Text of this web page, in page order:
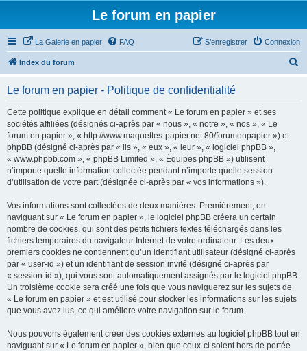
Le forum en papier
La Galerie en papier FAQ Connexion
S’enregistrer
Index du forum
Le forum en papier - Politique de confidentialité
Cette politique explique en détail comment « Le forum en papier » et ses
sociétés affiliées (désignés ci-après par « nous », « notre », « nos », « Le
forum en papier », « http://www.maquettes-papier.net:80/forumenpapier ») et
phpBB (désigné ci-après par « ils », « eux », « leur », « logiciel phpBB »,
« www.phpbb.com », « phpBB Limited », « Équipes phpBB ») utilisent
n’importe quelle information collectée pendant n’importe quelle session
d’utilisation de votre part (désignée ci-après par « vos informations »).
Vos informations sont collectées de deux manières. Premièrement, en
naviguant sur « Le forum en papier », le logiciel phpBB créera un certain
nombre de cookies, qui sont des petits fichiers textes téléchargés dans les
fichiers temporaires du navigateur Internet de votre ordinateur. Les deux
premiers cookies ne contiennent qu’un identifiant utilisateur (désigné ci-après
par « user-id ») et un identifiant de session invité (désigné ci-après par
« session-id »), qui vous sont automatiquement assignés par le logiciel phpBB.
Un troisième cookie sera créé une fois que vous naviguerez sur les sujets de
« Le forum en papier » et est utilisé pour stocker les informations sur les sujets
que vous avez lus, ce qui améliore votre navigation sur le forum.
Nous pouvons également créer des cookies externes au logiciel phpBB tout en
naviguant sur « Le forum en papier », bien que ceux-ci soient hors de portée